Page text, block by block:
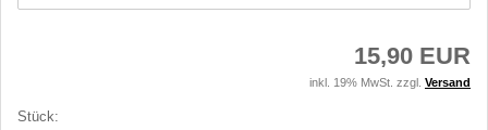
15,90 EUR
inkl. 19% MwSt. zzgl. Versand
Stück: